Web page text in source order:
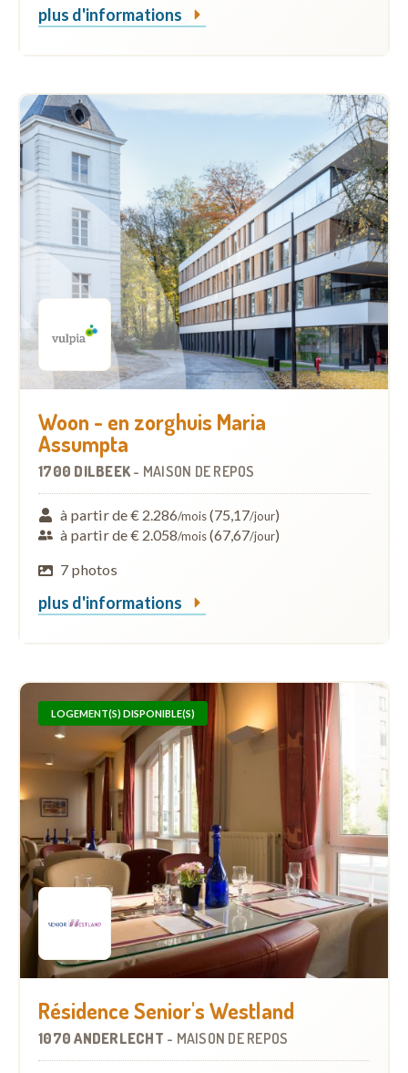
plus d'informations
Woon - en zorghuis Maria
Assumpta
1700 DILBEEK- MAISON DE REPOS
à partir de € 2.286/mois(75,17/jour)
à partir de € 2.058/mois(67,67/jour)
7 photos
plus d'informations
LOGEMENT(S) DISPONIBLE(S)
Résidence Senior's Westland
1070 ANDERLECHT - MAISON DE REPOS